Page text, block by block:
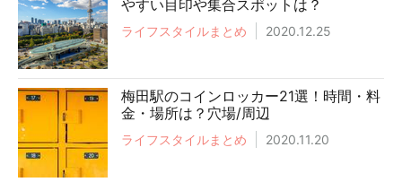
やすい目印や集合スポットは？
ライフスタイルまとめ 2020.12.25
梅田駅のコインロッカー21選！時間・料
金・場所は？穴場/周辺
ライフスタイルまとめ 2020.11.20